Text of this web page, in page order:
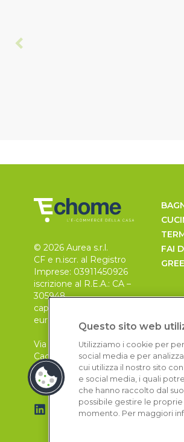
© 2026 Aurea s.r.l.
CF e n.iscr. al Registro
Imprese: 03911450926
iscrizione al R.E.A.: CA –
305948
capitale sociale 30.000
euro, i.v.
Via Pietro Leo n. 6
Cagliari
09129
FAI
Questo sito web
Utilizziamo i cookie per
social media e per
cui utilizza il nostro sito
e social media, i quali
che hanno raccolto dal
possibile gestire le
momento. Per maggiori